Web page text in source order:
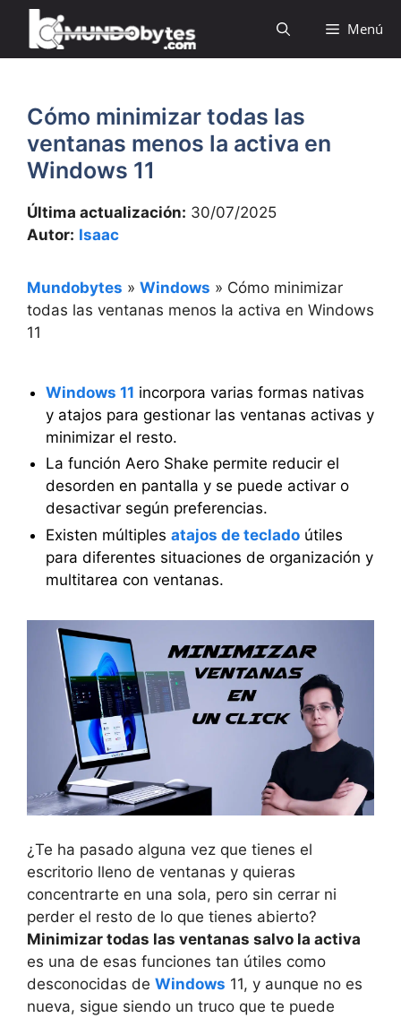
Saltar
contenido
Menú
Cómo minimizar todas las
ventanas menos la activa en
Windows 11
Última actualización: 30/07/2025
Autor: Isaac
Mundobytes » Windows » Cómo minimizar
todas las ventanas menos la activa en Windows
11
Windows 11 incorpora varias formas nativas
y atajos para gestionar las ventanas activas y
minimizar el resto.
La función Aero Shake permite reducir el
desorden en pantalla y se puede activar o
desactivar según preferencias.
Existen múltiples atajos de tecladoútiles
para diferentes situaciones de organización y
multitarea con ventanas.
¿Te ha pasado alguna vez que tienes el
escritorio lleno de ventanas y quieras
concentrarte en una sola, pero sin cerrar ni
perder el resto de lo que tienes abierto?
Minimizar todas las ventanas salvo la activa
es una de esas funciones tan útiles como
desconocidas de Windows 11, y aunque no es
nueva, sigue siendo un truco que te puede